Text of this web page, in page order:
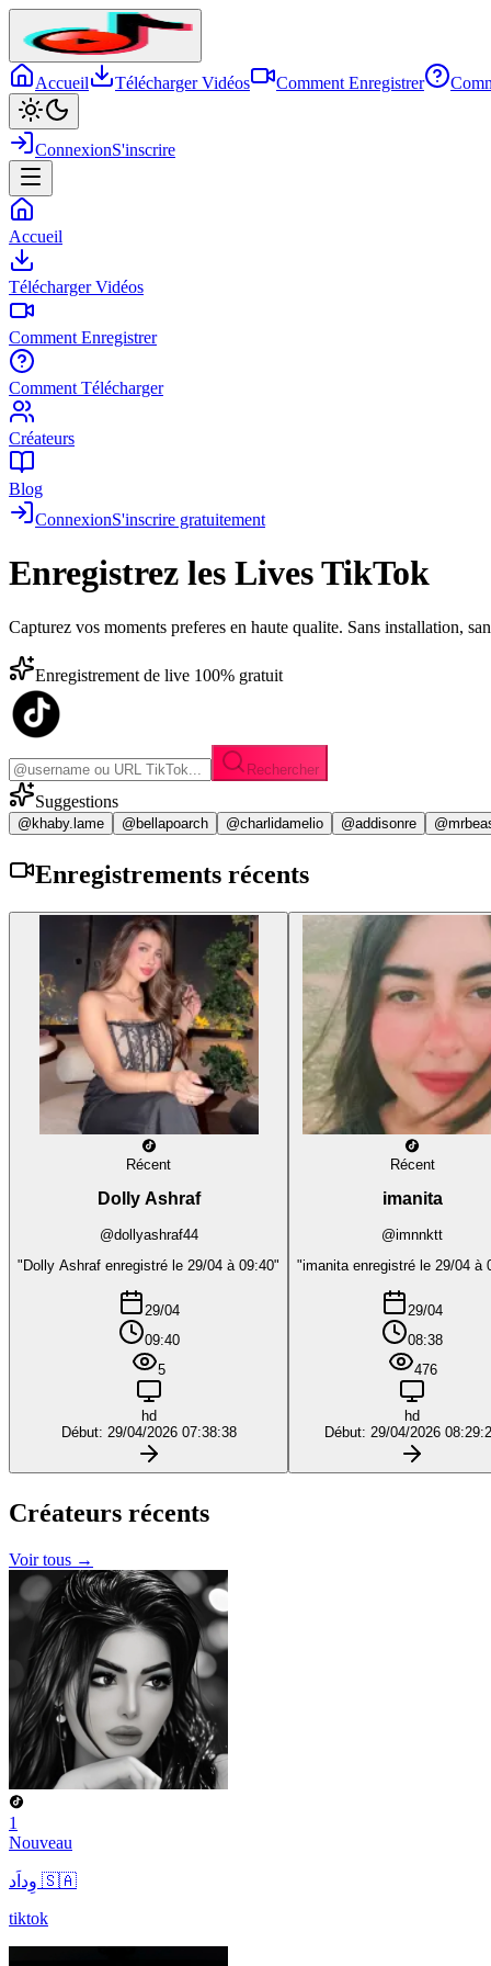
Accueil Télécharger Vidéos Comment Enregistrer
ConnexionS'inscrire
Accueil
Télécharger Vidéos
Comment Enregistrer
Comment Télécharger
Créateurs
Blog
ConnexionS'inscrire gratuitement
Enregistrez les Lives TikTok
Capturez vos moments preferes en haute qualite. Sans installation,
Enregistrement de live 100% gratuit
Rechercher
Suggestions
@khaby.lame @bellapoarch @charlidamelio @addisonre
Enregistrements récents
Récent
Dolly Ashraf
@dollyashraf44
"Dolly Ashraf enregistré le 29/04 à 09:40"
29/04
09:40
5
hd
Début: 29/04/2026 07:38:38
Récent
imanita
@imnnktt
"imanita enregistré le 29/04 à
29/04
08:38
476
hd
Début: 29/04/2026
Créateurs récents
Voir tous →
1
Nouveau
وِداَد 🇸🇦
tiktok